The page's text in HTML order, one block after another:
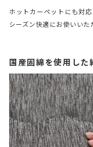
ホットカーペットにも対
シーズン快適にお使いいた
国産固綿を使用した